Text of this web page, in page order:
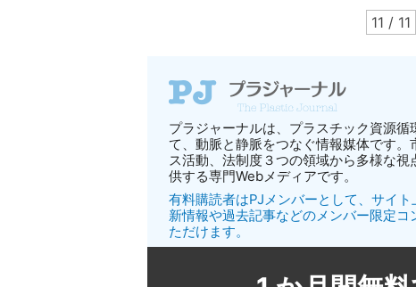
11 / 11
プラジャーナルは、プラスチック資源循
て、動脈と静脈をつなぐ情報媒体です。
ス活動、法制度３つの領域から多様な視
供する専門Webメディアです。
有料購読者はPJメンバーとして、サイ
新情報や過去記事などのメンバー限定コ
ただけます。